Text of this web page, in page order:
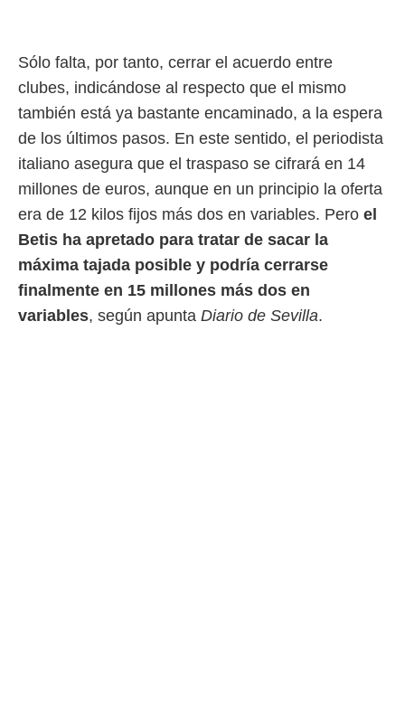
crear un
contenido
de la
el
de
de
de
Sólo falta, por tanto, cerrar el acuerdo entre
clubes, indicándose al respecto que el mismo
también está ya bastante encaminado, a la espera
de los últimos pasos. En este sentido, el periodista
italiano asegura que el traspaso se cifrará en 14
millones de euros, aunque en un principio la oferta
era de 12 kilos fijos más dos en variables. Pero el
Betis ha apretado para tratar de sacar la
máxima tajada posible y podría cerrarse
finalmente en 15 millones más dos en
variables, según apunta Diario de Sevilla.